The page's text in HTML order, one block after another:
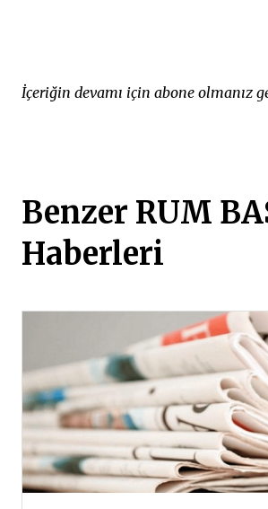
İçeriğin devamı için abone olmanız
Benzer RUM
Haberleri